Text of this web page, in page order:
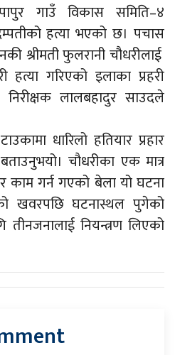
गाउँ विकास समिति–४
हत्या भएको छ। पचास
श्रीमती फुलरानी चौधरीलाई
हत्या गरिएको इलाका प्रहरी
निरीक्षक लालबहादुर साउदले
धारिलो हतियार प्रहार
चौधरीका एक मात्र
काम गर्न गएको बेला यो घटना
खवरपछि घटनास्थल पुगेको
तीनजनालाई नियन्त्रण लिएको